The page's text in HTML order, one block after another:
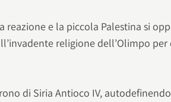
reazione e la piccola Palestina si
religione dell’Olimpo per
di Siria Antioco IV,